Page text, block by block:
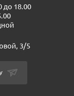
до 18.00
3/5